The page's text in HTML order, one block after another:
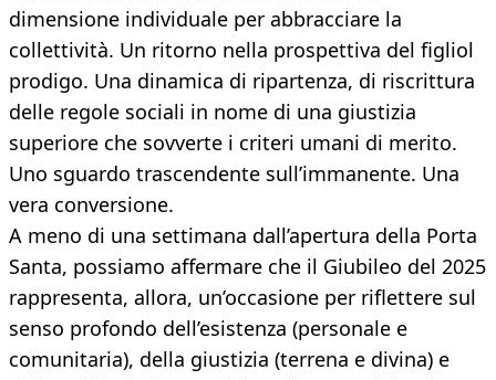
dimensione individuale per abbracciare la
collettività. Un ritorno nella prospettiva del figliol
prodigo. Una dinamica di ripartenza, di riscrittura
delle regole sociali in nome di una giustizia
superiore che sovverte i criteri umani di merito.
Uno sguardo trascendente sull’immanente. Una
vera conversione.
A meno di una settimana dall’apertura della Porta
Santa, possiamo affermare che il Giubileo del 2025
rappresenta, allora, un’occasione per riflettere sul
senso profondo dell’esistenza (personale e
comunitaria), della giustizia (terrena e divina) e